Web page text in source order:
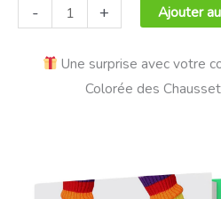
- + Ajouter
Une surprise avec votre
Colorée des